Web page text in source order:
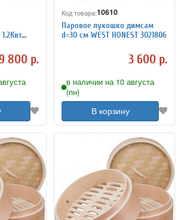
800 р.
Код товара:10610
Паровое лукошко димсам
d=30 см WEST HONEST 3021806
3 600 р.
в наличии на 10 августа
(пн)
В корзину